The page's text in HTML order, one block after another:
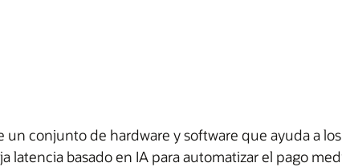
conjunto de hardware y software que ayuda a
basado en IA para automatizar el pago